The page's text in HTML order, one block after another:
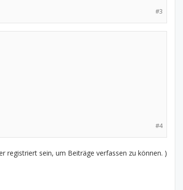
#3
#4
registriert sein, um Beiträge verfassen zu können. )